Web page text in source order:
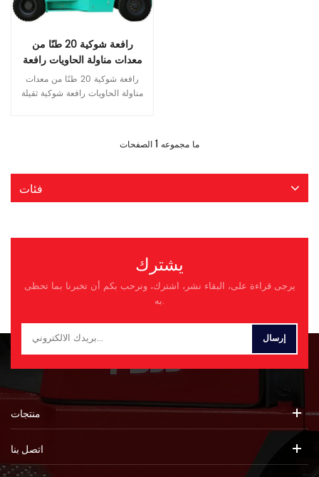
رافعة شوكية 20 طنًا من
معدات مناولة الحاويات رافعة
شوكية ثقيلةرافعة شوكية 20 طنًا من معدات
مناولة الحاويات رافعة شوكية ثقيلة
الكبيرة بقوة ودقة لا مثيل لهما.
اللوجستية والساحات الصناعية،
وتكديس الحاويات. مثالية للعمليات
الحجم حيث تُعدّ الكفاءة والموثوقية
أمرًا بالغ الأهمية، مما يضمن مناولة
سلسة لحاويات الشحن والحمولات
الشوكات المعززة إلى الهيكل
المستقر - الثبات حتى في ظل
ومُتحكم فيها. سواء كنت تدير البضائع
في ميناء مزدحم أو تعمل على
تبسيط العمليات اللوجستية للحاويات
في منشأة صناعية، فإن الرافعة
حل عالي الأداء للتعامل مع أصعب
مهام مناولة الحاويات لديك، مما يعزز
ما مجموعه 1 الصفحات
فئات
يشترك
يرجى قراءة على، البقاء نشر، اشترك، ونرحب بكم أن تخبرنا بما تحظى
به.
منتجات
اتصل بنا